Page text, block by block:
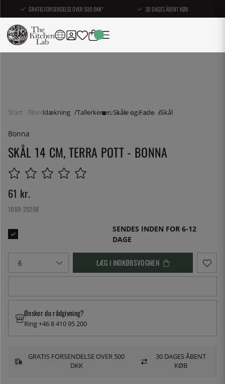
GRATIS FORSENDELSE OVER 500 DKK* 30 DAGES ÅBENT KØB
Start Borddækning Tallerkener, Skåle og Fade Skål
Bonna
SKÅL 14 CM, TERRA POTT - BONNA
61 kr.
1069-29298
SENDES INDEN FOR 6-12
DAGE
LÆG I INDKØBSVOGNEN
Ønsker du rådgivning?
Ring +46 8 410 95 200
GRATIS FORSENDELSE OVER 500
DKK
30 DAGES ÅBENT
KØB